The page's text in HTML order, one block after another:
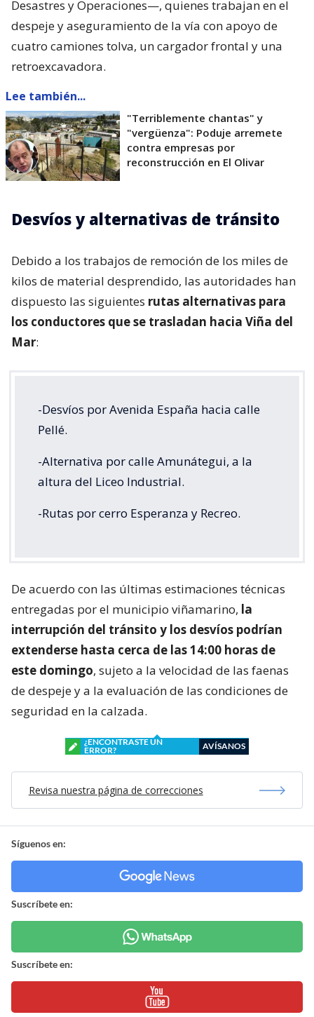
Desastres y Operaciones—, quienes trabajan en el
despeje y aseguramiento de la vía con apoyo de
cuatro camiones tolva, un cargador frontal y una
retroexcavadora.
Lee también...
"Terriblemente chantas" y
"vergüenza": Poduje arremete
contra empresas por
reconstrucción en El Olivar
Desvíos y alternativas de tránsito
Debido a los trabajos de remoción de los miles de
kilos de material desprendido, las autoridades han
dispuesto las siguientes rutas alternativas para
los conductores que se trasladan hacia Viña del
Mar:
-Desvíos por Avenida España hacia calle
Pellé.
-Alternativa por calle Amunátegui, a la
altura del Liceo Industrial.
-Rutas por cerro Esperanza y Recreo.
De acuerdo con las últimas estimaciones técnicas
entregadas por el municipio viñamarino, la
interrupción del tránsito y los desvíos podrían
extenderse hasta cerca de las 14:00 horas de
este domingo, sujeto a la velocidad de las faenas
de despeje y a la evaluación de las condiciones de
seguridad en la calzada.
¿ENCONTRASTE UN
ERROR?
AVÍSANOS
Revisa nuestra página de correcciones
Síguenos en:
Suscríbete en:
Suscríbete en: